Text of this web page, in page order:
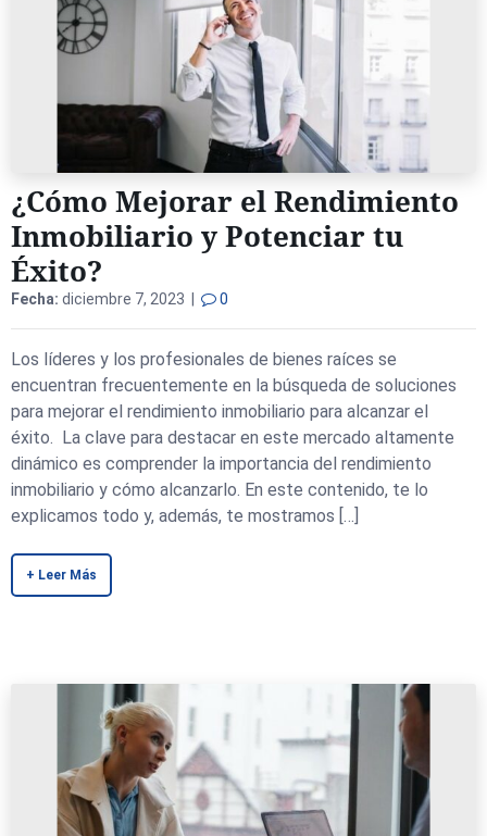
¿Cómo Mejorar el Rendimiento
Inmobiliario y Potenciar tu
Éxito?
Fecha: diciembre 7, 2023 | 0
Los líderes y los profesionales de bienes raíces se
encuentran frecuentemente en la búsqueda de soluciones
para mejorar el rendimiento inmobiliario para alcanzar el
éxito. La clave para destacar en este mercado altamente
dinámico es comprender la importancia del rendimiento
inmobiliario y cómo alcanzarlo. En este contenido, te lo
explicamos todo y, además, te mostramos […]
+ Leer Más